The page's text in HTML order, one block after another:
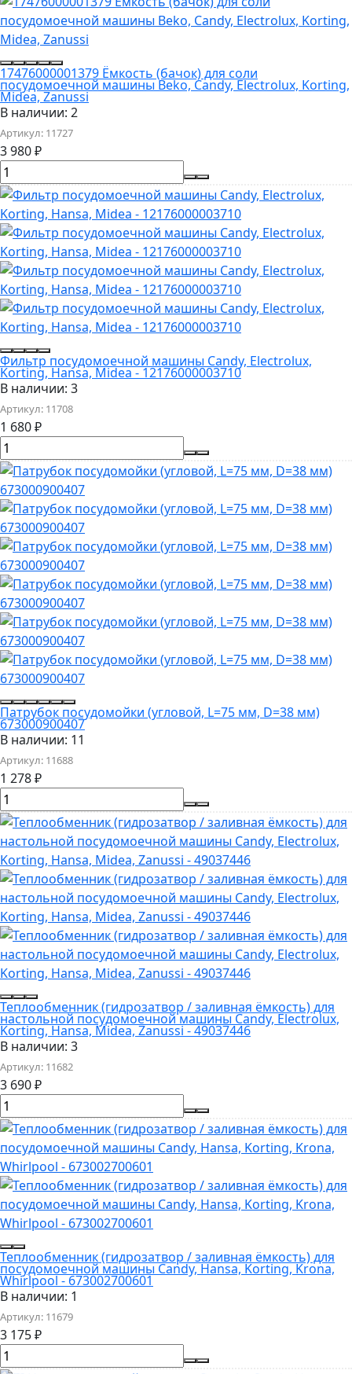
17476000001379 Ёмкость (бачок) для соли
посудомоечной машины Beko, Candy, Electrolux, Korting,
Midea, Zanussi
В наличии: 2
Артикул: 11727
3 980₽
Фильтр посудомоечной машины Candy, Electrolux,
Korting, Hansa, Midea - 12176000003710
В наличии: 3
Артикул: 11708
1 680₽
Патрубок посудомойки (угловой, L=75 мм, D=38 мм)
673000900407
В наличии: 11
Артикул: 11688
1 278₽
Теплообменник (гидрозатвор / заливная ёмкость) для
настольной посудомоечной машины Candy, Electrolux,
Korting, Hansa, Midea, Zanussi - 49037446
В наличии: 3
Артикул: 11682
3 690₽
Теплообменник (гидрозатвор / заливная ёмкость) для
посудомоечной машины Candy, Hansa, Korting, Krona,
Whirlpool - 673002700601
В наличии: 1
Артикул: 11679
3 175₽